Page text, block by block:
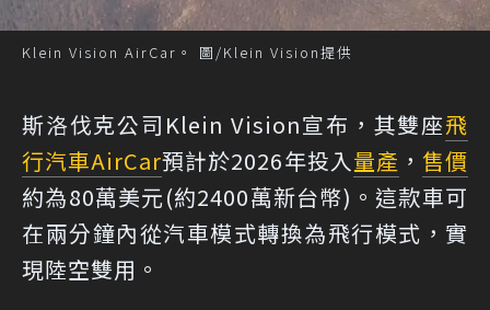
Klein Vision AirCar。 圖/Klein Vision提供
斯洛伐克公司Klein Vision宣布，其雙座飛
行汽車AirCar預計於2026年投入量產 ， 售價
約為80萬美元(約2400萬新台幣)。這款車可
在兩分鐘內從汽車模式轉換為飛行模式，實
現陸空雙用。